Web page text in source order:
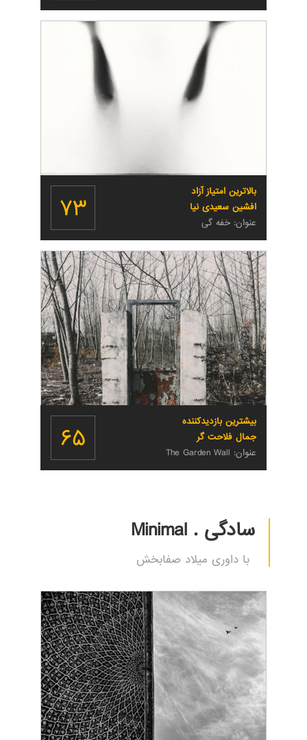
بالاترین امتیاز آزاد
افشین سعیدی نیا
عنوان: خفه گی
۷۳
بیشترین بازدیدکننده
جمال فلاحت گر
عنوان: The Garden Wall
۶۵
سادگی . Minimal
با داوری میلاد صفابخش